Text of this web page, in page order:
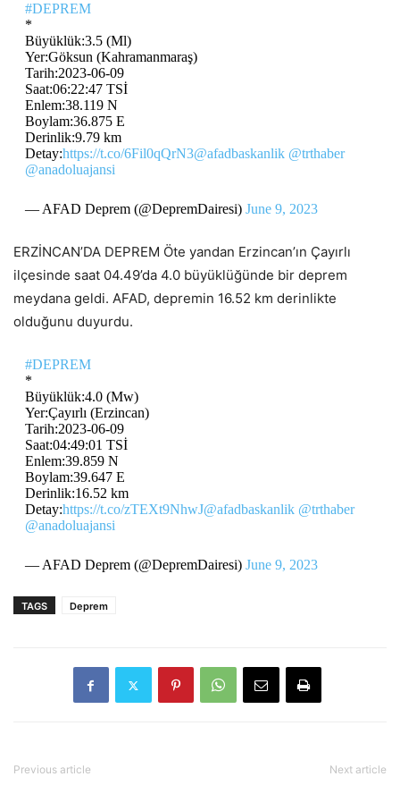
#DEPREM
*
Büyüklük:3.5 (Ml)
Yer:Göksun (Kahramanmaraş)
Tarih:2023-06-09
Saat:06:22:47 TSİ
Enlem:38.119 N
Boylam:36.875 E
Derinlik:9.79 km
Detay:https://t.co/6Fil0qQrN3@afadbaskanlik @trthaber
@anadoluajansi
— AFAD Deprem (@DepremDairesi) June 9, 2023
ERZİNCAN’DA DEPREM Öte yandan Erzincan’ın Çayırlı
ilçesinde saat 04.49’da 4.0 büyüklüğünde bir deprem
meydana geldi. AFAD, depremin 16.52 km derinlikte
olduğunu duyurdu.
#DEPREM
*
Büyüklük:4.0 (Mw)
Yer:Çayırlı (Erzincan)
Tarih:2023-06-09
Saat:04:49:01 TSİ
Enlem:39.859 N
Boylam:39.647 E
Derinlik:16.52 km
Detay:https://t.co/zTEXt9NhwJ@afadbaskanlik @trthaber
@anadoluajansi
— AFAD Deprem (@DepremDairesi) June 9, 2023
TAGS Deprem
Previous article Next article